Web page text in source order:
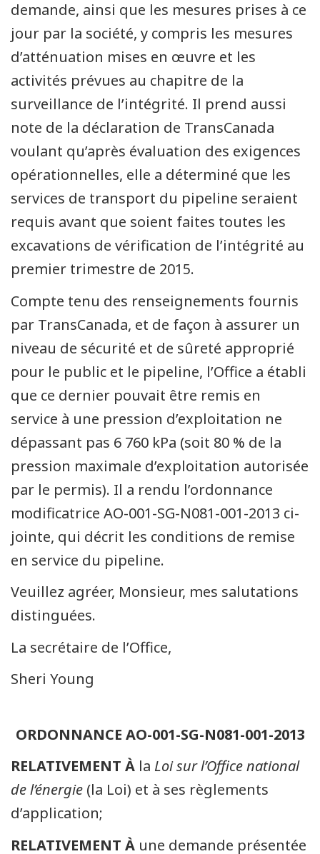
demande, ainsi que les mesures prises à ce
jour par la société, y compris les mesures
d’atténuation mises en œuvre et les
activités prévues au chapitre de la
surveillance de l’intégrité. Il prend aussi
note de la déclaration de TransCanada
voulant qu’après évaluation des exigences
opérationnelles, elle a déterminé que les
services de transport du pipeline seraient
requis avant que soient faites toutes les
excavations de vérification de l’intégrité au
premier trimestre de 2015.
Compte tenu des renseignements fournis
par TransCanada, et de façon à assurer un
niveau de sécurité et de sûreté approprié
pour le public et le pipeline, l’Office a établi
que ce dernier pouvait être remis en
service à une pression d’exploitation ne
dépassant pas 6 760 kPa (soit 80 % de la
pression maximale d’exploitation autorisée
par le permis). Il a rendu l’ordonnance
modificatrice AO-001-SG-N081-001-2013 ci-
jointe, qui décrit les conditions de remise
en service du pipeline.
Veuillez agréer, Monsieur, mes salutations
distinguées.
La secrétaire de l’Office,
Sheri Young
ORDONNANCE AO-001-SG-N081-001-2013
RELATIVEMENT À la Loi sur l’Office national
de l’énergie (la Loi) et à ses règlements
d’application;
RELATIVEMENT À une demande présentée